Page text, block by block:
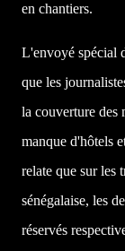
en chantiers.
L'envoyé spécial
que les
la couverture des
manque d'hôtels
relate que sur les
sénégalaise, les
réservés